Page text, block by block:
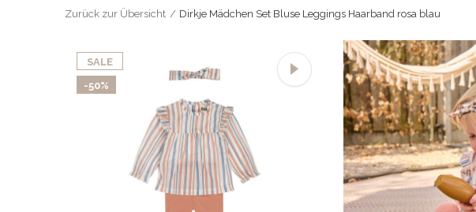
Zurück zur Übersicht Dirkje Mädchen Set Bluse Leggings Haarband rosa blau
SALE
-50%